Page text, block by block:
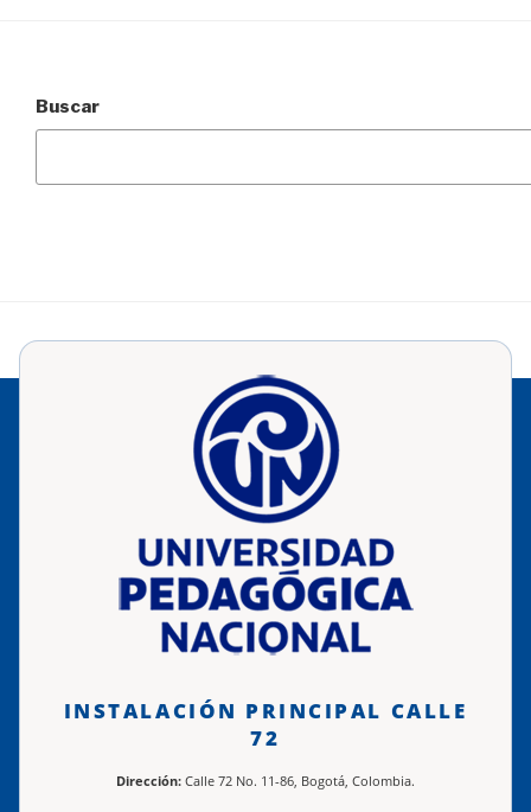
Buscar
INSTALACIÓN PRINCIPAL CALLE
72
Dirección: Calle 72 No. 11-86, Bogotá, Colombia.